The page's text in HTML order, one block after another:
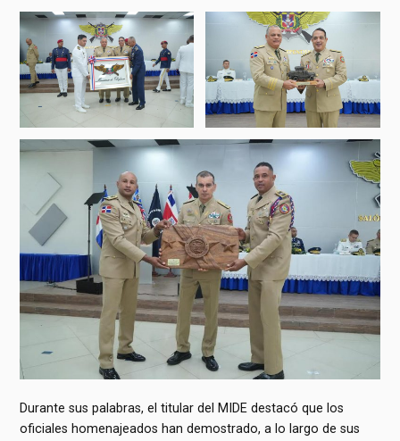
Durante sus palabras, el titular del MIDE destacó que los
oficiales homenajeados han demostrado, a lo largo de sus